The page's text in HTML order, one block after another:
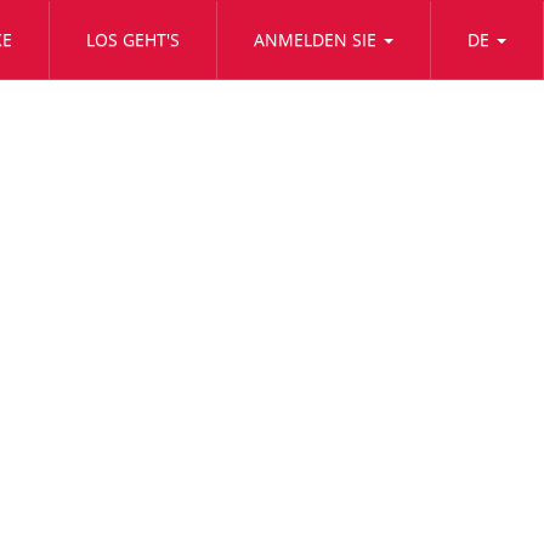
LOS GEHT'S ANMELDEN SIE DE